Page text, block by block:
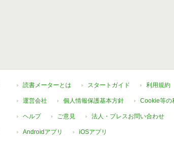
読書メーターとは スタートガイド 利用規約
運営会社 個人情報保護基本方針 Cookie等の
ヘルプ ご意見 法人・プレスお問い合わせ
Androidアプリ iOSアプリ